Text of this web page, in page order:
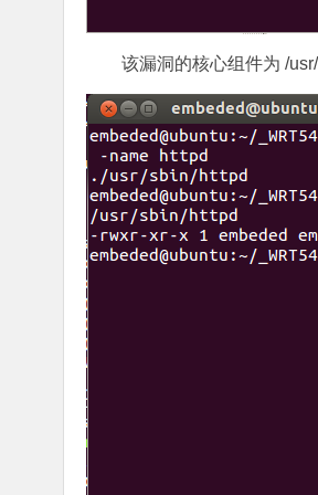
该漏洞的核心组件为 /